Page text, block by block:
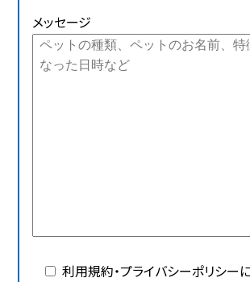
メッセージ
利用規約・プライバシーポリシー